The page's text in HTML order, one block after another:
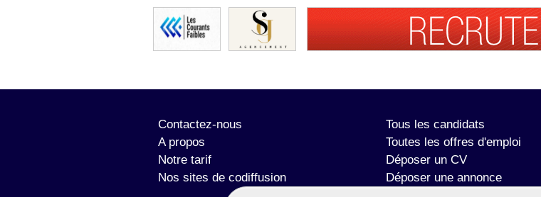
Contactez-nous
A propos
Notre tarif
Nos sites de codiffusion
Tous les candidats
Toutes les offres d'emploi
Déposer un CV
Déposer une annonce